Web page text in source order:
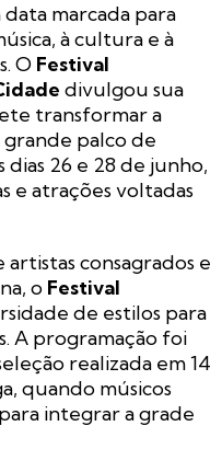
data marcada para
à cultura e à
O Festival
divulgou sua
transformar a
grande palco de
26 e 28 de junho,
e atrações voltadas
consagrados e
o Festival
de estilos para
A programação foi
realizada em 14
quando músicos
integrar a grade